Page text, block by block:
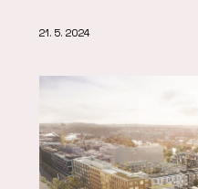
21. 5. 2024